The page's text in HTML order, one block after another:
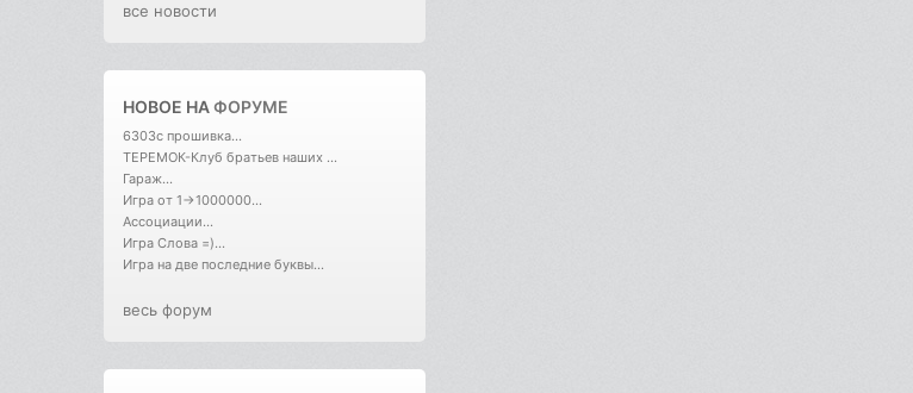
все новости
НОВОЕ НАФОРУМЕ
6303с прошивка...
ТЕРЕМОК-Клуб братьев наших ...
Гараж...
Игра от 1->1000000...
Ассоциации...
Игра Слова =)...
Игра на две последние буквы...
весь форум